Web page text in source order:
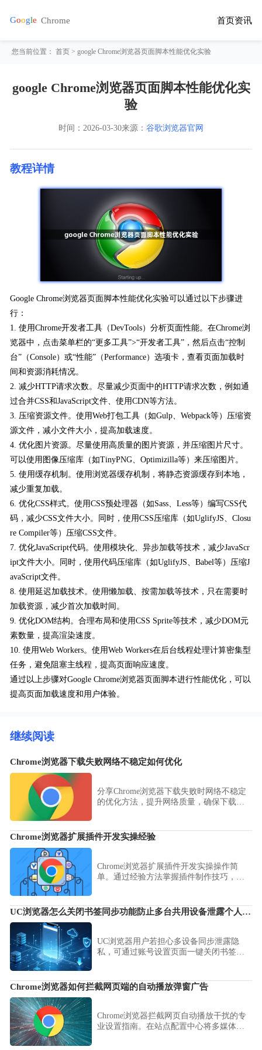
首页资讯
您当前位置：首页 > google Chrome浏览器页面脚本性能优化实验
google Chrome浏览器页面脚本性能优化实
验
时间： 2026-03-30来源： 谷歌浏览器官网
教程详情
Google Chrome浏览器页面脚本性能优化实验可以通过以下步骤进
行：
1. 使用Chrome开发者工具（DevTools）分析页面性能。在Chrome浏
览器中，点击菜单栏的“更多工具”>“开发者工具”，然后点击“控制
台”（Console）或“性能”（Performance）选项卡，查看页面加载时
间和资源消耗情况。
2. 减少HTTP请求次数。尽量减少页面中的HTTP请求次数，例如通
过合并CSS和JavaScript文件、使用CDN等方法。
3. 压缩资源文件。使用Web打包工具（如Gulp、Webpack等）压缩资
源文件，减小文件大小，提高加载速度。
4. 优化图片资源。尽量使用高质量的图片资源，并压缩图片尺寸。
可以使用图像压缩库（如TinyPNG、Optimizilla等）来压缩图片。
5. 使用缓存机制。使用浏览器缓存机制，将静态资源缓存到本地，
减少重复加载。
6. 优化CSS样式。使用CSS预处理器（如Sass、Less等）编写CSS代
码，减少CSS文件大小。同时，使用CSS压缩库（如UglifyJS、Closu
re Compiler等）压缩CSS文件。
7. 优化JavaScript代码。使用模块化、异步加载等技术，减少JavaScr
ipt文件大小。同时，使用代码压缩库（如UglifyJS、Babel等）压缩J
avaScript文件。
8. 使用延迟加载技术。使用懒加载、按需加载等技术，只在需要时
加载资源，减少首次加载时间。
9. 优化DOM结构。合理布局和使用CSS Sprite等技术，减少DOM元
素数量，提高渲染速度。
10. 使用Web Workers。使用Web Workers在后台线程处理计算密集型
任务，避免阻塞主线程，提高页面响应速度。
通过以上步骤对Google Chrome浏览器页面脚本进行性能优化，可以
提高页面加载速度和用户体验。
继续阅读
Chrome浏览器下载失败网络不稳定如何优化
分享Chrome浏览器下载失败时网络不稳定
的优化方法，提升网络质量，确保下载安
Chrome浏览器扩展插件开发实操经验
Chrome浏览器扩展插件开发实操操作简
单。通过经验方法掌握插件制作技巧，实
UC浏览器怎么关闭书签同步功能防止多台共用设备泄露个人私密信息
UC浏览器用户若担心多设备同步泄露隐
私，可通过账号设置页面一键关闭书签同
级。
Chrome浏览器如何拦截网页端的自动播放弹窗广告
Chrome浏览器拦截网页自动播放干扰的专
业设置指南。在站点配置中心将多媒体自